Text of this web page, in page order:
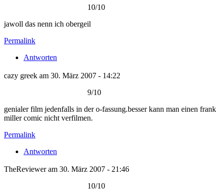
10/10
jawoll das nenn ich obergeil
Permalink
Antworten
cazy greek am 30. März 2007 - 14:22
9/10
genialer film jedenfalls in der o-fassung.besser kann man einen frank
miller comic nicht verfilmen.
Permalink
Antworten
TheReviewer am 30. März 2007 - 21:46
10/10